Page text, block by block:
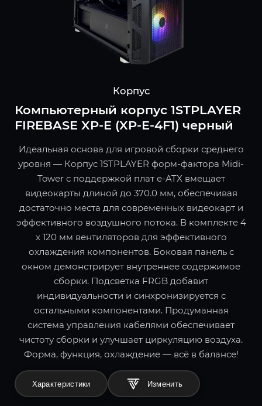
Корпус
Компьютерный корпус 1STPLAYER
FIREBASE XP-E (XP-E-4F1) черный
Идеальная основа для игровой сборки среднего
уровня — Корпус 1STPLAYER форм-фактора Midi-
Tower с поддержкой плат e-ATX вмещает
видеокарты длиной до 370.0 мм, обеспечивая
достаточно места для современных видеокарт и
эффективного воздушного потока. В комплекте 4
x 120 мм вентиляторов для эффективного
охлаждения компонентов. Боковая панель с
окном демонстрирует внутреннее содержимое
сборки. Подсветка FRGB добавит
индивидуальности и синхронизируется с
остальными компонентами. Продуманная
система управления кабелями обеспечивает
чистоту сборки и улучшает циркуляцию воздуха.
Форма, функция, охлаждение — всё в балансе!
Характеристики